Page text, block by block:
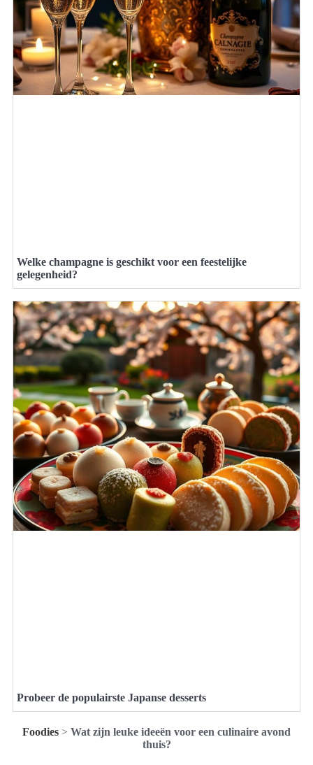
Welke champagne is geschikt voor een feestelijke
gelegenheid?
Probeer de populairste Japanse desserts
Foodies > Wat zijn leuke ideeën voor een culinaire avond
thuis?